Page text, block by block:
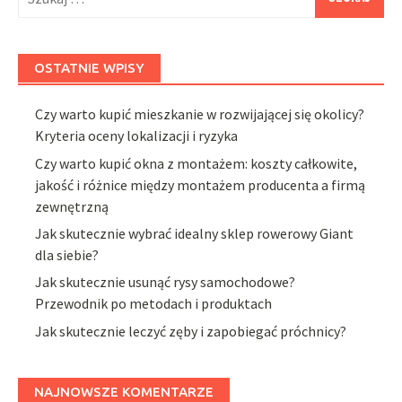
OSTATNIE WPISY
Czy warto kupić mieszkanie w rozwijającej się okolicy?
Kryteria oceny lokalizacji i ryzyka
Czy warto kupić okna z montażem: koszty całkowite,
jakość i różnice między montażem producenta a firmą
zewnętrzną
Jak skutecznie wybrać idealny sklep rowerowy Giant
dla siebie?
Jak skutecznie usunąć rysy samochodowe?
Przewodnik po metodach i produktach
Jak skutecznie leczyć zęby i zapobiegać próchnicy?
NAJNOWSZE KOMENTARZE